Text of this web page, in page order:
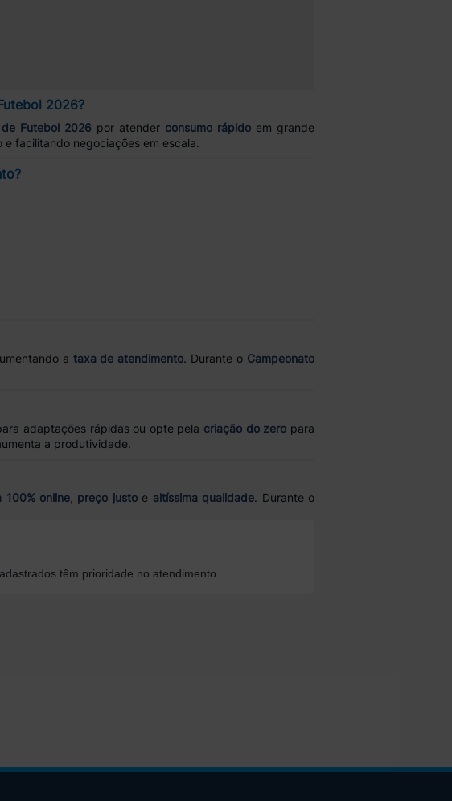
2026?
Futebol 2026 por atender consumo rápido em grande
facilitando negociações em escala.
a taxa de atendimento. Durante o Campeonato
adaptações rápidas ou opte pela criação do zero para
a produtividade.
100% online, preço justoe altíssima qualidade. Durante o
têm prioridade no atendimento.